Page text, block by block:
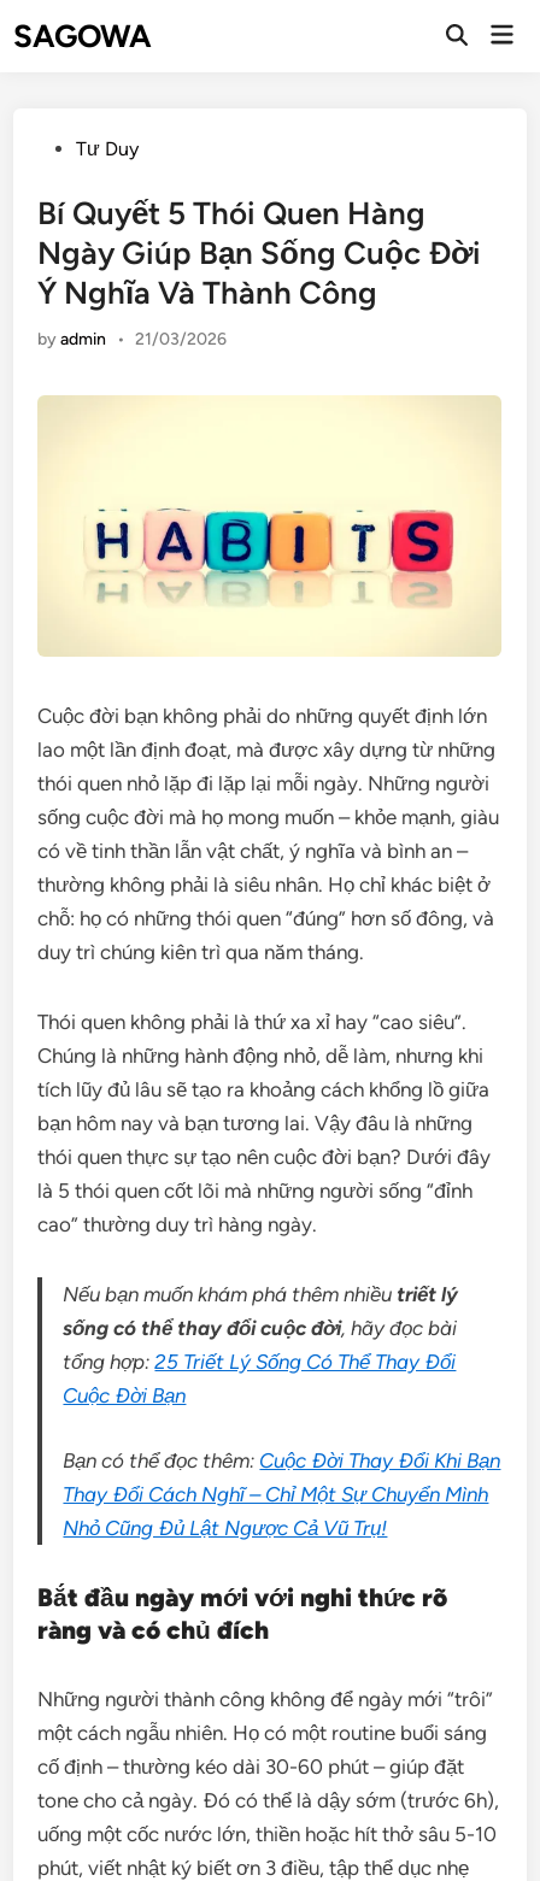
SAGOWA
Tư Duy
Bí Quyết 5 Thói Quen Hàng
Ngày Giúp Bạn Sống Cuộc Đời
Ý Nghĩa Và Thành Công
byadmin • 21/03/2026
Cuộc đời bạn không phải do những quyết định lớn
lao một lần định đoạt, mà được xây dựng từ những
thói quen nhỏ lặp đi lặp lại mỗi ngày. Những người
sống cuộc đời mà họ mong muốn – khỏe mạnh, giàu
có về tinh thần lẫn vật chất, ý nghĩa và bình an –
thường không phải là siêu nhân. Họ chỉ khác biệt ở
chỗ: họ có những thói quen “đúng” hơn số đông, và
duy trì chúng kiên trì qua năm tháng.
Thói quen không phải là thứ xa xỉ hay “cao siêu”.
Chúng là những hành động nhỏ, dễ làm, nhưng khi
tích lũy đủ lâu sẽ tạo ra khoảng cách khổng lồ giữa
bạn hôm nay và bạn tương lai. Vậy đâu là những
thói quen thực sự tạo nên cuộc đời bạn? Dưới đây
là 5 thói quen cốt lõi mà những người sống “đỉnh
cao” thường duy trì hàng ngày.
Nếu bạn muốn khám phá thêm nhiều triết lý
sống có thể thay đổi cuộc đời, hãy đọc bài
tổng hợp:25 Triết Lý Sống Có Thể Thay Đổi
Cuộc Đời Bạn
Bạn có thể đọc thêm: Cuộc Đời Thay Đổi Khi Bạn
Thay Đổi Cách Nghĩ – Chỉ Một Sự Chuyển Mình
Nhỏ Cũng Đủ Lật Ngược Cả Vũ Trụ!
Bắt đầu ngày mới với nghi thức rõ
ràng và có chủ đích
Những người thành công không để ngày mới “trôi”
một cách ngẫu nhiên. Họ có một routine buổi sáng
cố định – thường kéo dài 30-60 phút – giúp đặt
tone cho cả ngày. Đó có thể là dậy sớm (trước 6h),
uống một cốc nước lớn, thiền hoặc hít thở sâu 5-10
phút, viết nhật ký biết ơn 3 điều, tập thể dục nhẹ